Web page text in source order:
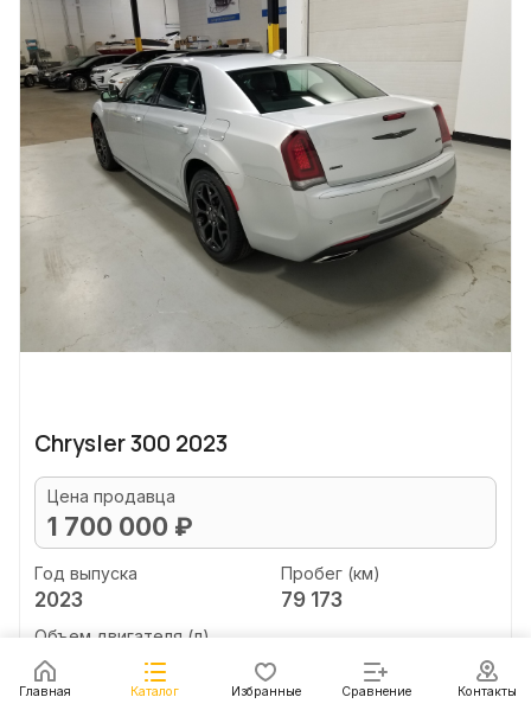
Chrysler 300 2023
Цена продавца
1 700 000 ₽
Год выпуска
2023
Пробег (км)
79 173
Объем двигателя (л)
3.6
Главная Каталог Избранные Сравнение Контакты